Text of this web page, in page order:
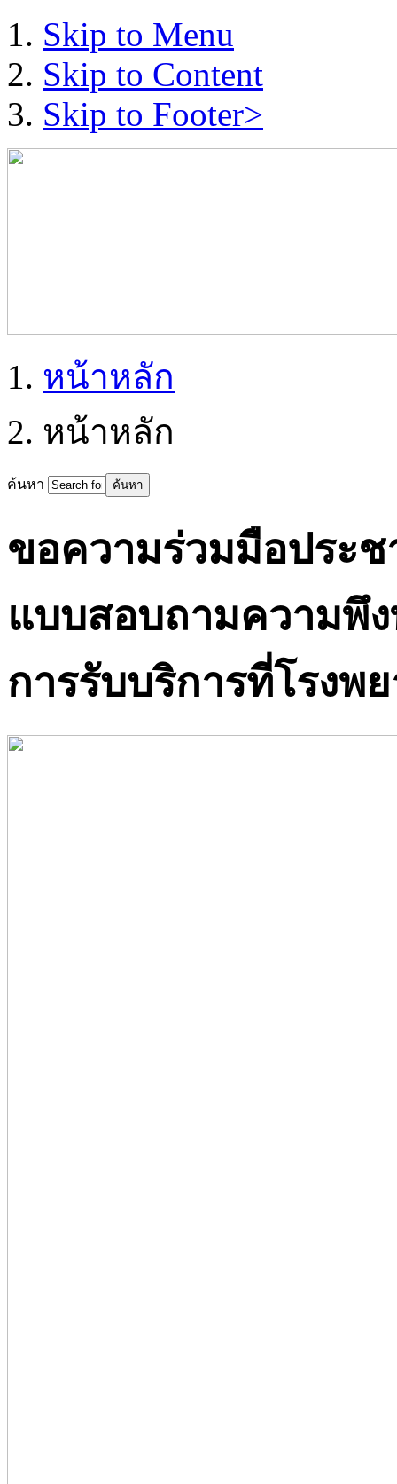
Skip to Menu
Skip to Content
Skip to Footer>
หน้าหลัก
หน้าหลัก
ค้นหา
ขอความร่วมมือประ
แบบสอบถามความพึ
การรับบริการที่โรงพ